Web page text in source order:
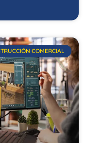
COMERCIAL